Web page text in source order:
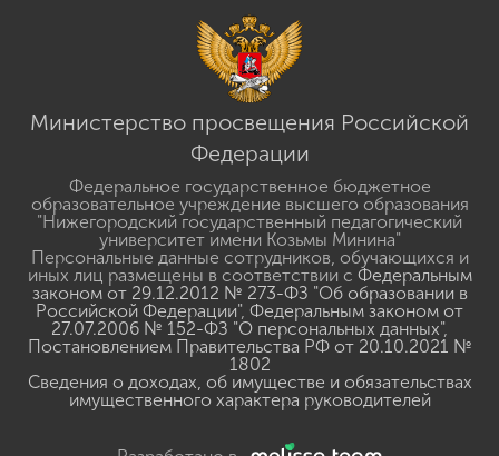
Министерство просвещения Российской
Федерации
Федеральное государственное бюджетное
образовательное учреждение высшего образования
"Нижегородский государственный педагогический
университет имени Козьмы Минина"
Персональные данные сотрудников, обучающихся и
иных лиц размещены в соответствии с Федеральным
законом от 29.12.2012 № 273-ФЗ "Об образовании в
Российской Федерации", Федеральным законом от
27.07.2006 № 152-ФЗ "О персональных данных",
Постановлением Правительства РФ от 20.10.2021 №
1802
Сведения о доходах, об имуществе и обязательствах
имущественного характера руководителей